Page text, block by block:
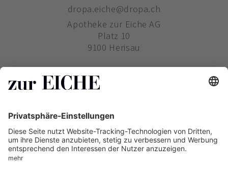
dropa.eiche@dropa.ch
Apotheke zur Eiche AG
Platz 10
9100 Herisau
ZUR EICHE
PHARMAVERTRIEB